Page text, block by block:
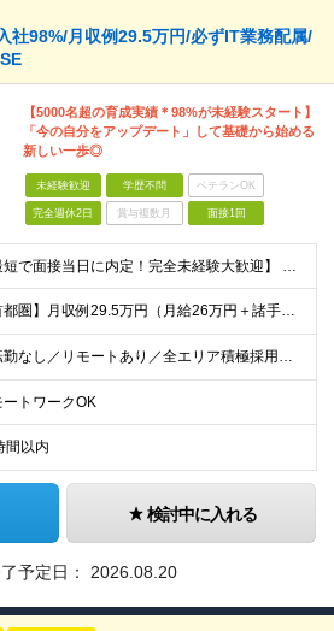
社98%/月収例29.5万円/必ずIT業務配属/
【5000名超の育成実績＊98%が未経験スタート】
「今の自分をアップデート」して基礎から始める
新しい一歩◎
未経験歓迎 学歴不問 ベテランOK
完全週休2日 賞与複数月 面接1回
【最短で面接当日に内定！完全未経験大歓迎】 ・業種／職種未経験歓迎 ・社会人デビュー、第二新卒、既卒者大歓迎 ・学歴不問（文系、理系不問） ・20代～30代、男女問わず活躍中 ・服装、髪色自由 ・明確
【首都圏】月収例29.5万円（月給26万円＋諸手当） 【東海・関西】月収例28.5万円（月給25万円＋諸手当） 【九州】月収例26万円（月給23万円＋諸手当） ※経験・スキル・前職給与を踏まえ、総合
【転勤なし／リモートあり／全エリア積極採用】 ・大手企業のプロジェクト中心 ・勤務エリアや配属先は希望を考慮 ・研修はリモートメインで実施 ・UIターン歓迎 ＜主なエリア＞ ■首都圏…東京・神奈川・
ートワークOK
間以内
検討中に入れる
予定日： 2026.08.20